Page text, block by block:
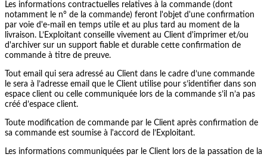
Les informations contractuelles relatives à la commande (dont
notamment le n° de la commande) feront l'objet d'une confirmation
par voie d'e-mail en temps utile et au plus tard au moment de la
livraison. L’Exploitant conseille vivement au Client d'imprimer et/ou
d'archiver sur un support fiable et durable cette confirmation de
commande à titre de preuve.
Tout email qui sera adressé au Client dans le cadre d’une commande
le sera à l’adresse email que le Client utilise pour s’identifier dans son
espace client ou celle communiquée lors de la commande s’il n’a pas
créé d’espace client.
Toute modification de commande par le Client après confirmation de
sa commande est soumise à l'accord de l’Exploitant.
Les informations communiquées par le Client lors de la passation de la